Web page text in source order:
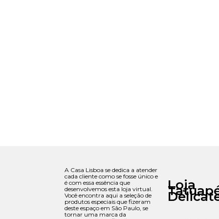
A Casa Lisboa se dedica a atender
cada cliente como se fosse único e
é com essa essência que
desenvolvemos esta loja virtual.
Você encontra aqui a seleção de
produtos especiais que fizeram
deste espaço em São Paulo, se
tornar uma marca da
Loja